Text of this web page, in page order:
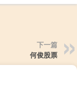
下一篇
何俊股票